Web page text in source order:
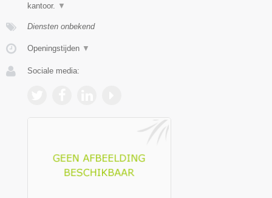
kantoor.
▼
Diensten onbekend
Openingstijden ▼
Sociale media: